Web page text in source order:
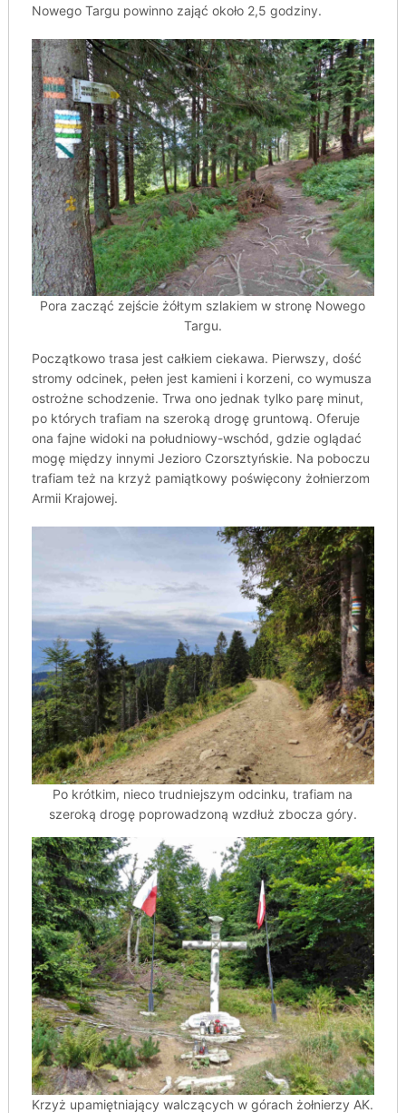
Nowego Targu powinno zająć około 2,5 godziny.
Pora zacząć zejście żółtym szlakiem w stronę Nowego
Targu.
Początkowo trasa jest całkiem ciekawa. Pierwszy, dość
stromy odcinek, pełen jest kamieni i korzeni, co wymusza
ostrożne schodzenie. Trwa ono jednak tylko parę minut,
po których trafiam na szeroką drogę gruntową. Oferuje
ona fajne widoki na południowy-wschód, gdzie oglądać
mogę między innymi Jezioro Czorsztyńskie. Na poboczu
trafiam też na krzyż pamiątkowy poświęcony żołnierzom
Armii Krajowej.
Po krótkim, nieco trudniejszym odcinku, trafiam na
szeroką drogę poprowadzoną wzdłuż zbocza góry.
Krzyż upamiętniający walczących w górach żołnierzy AK.